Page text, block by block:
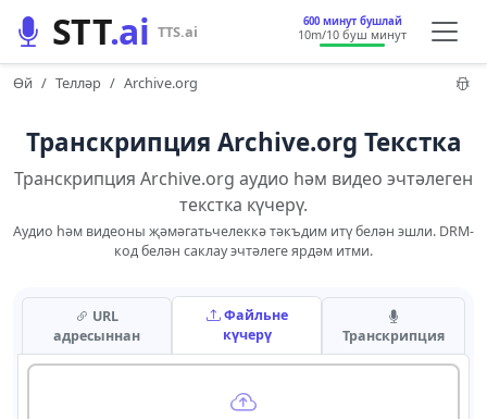
STT.ai TTS.ai 600 минут бушлай
10m/10 буш минут
Өй Телләр Archive.org
Транскрипция Archive.org Текстка
Транскрипция Archive.org аудио һәм видео эчтәлеген
текстка күчерү.
Аудио һәм видеоны җәмәгатьчелеккә тәкъдим итү белән эшли. DRM-
код белән саклау эчтәлеге ярдәм итми.
URL
адресыннан
Файльне
күчерү
Транскрипция